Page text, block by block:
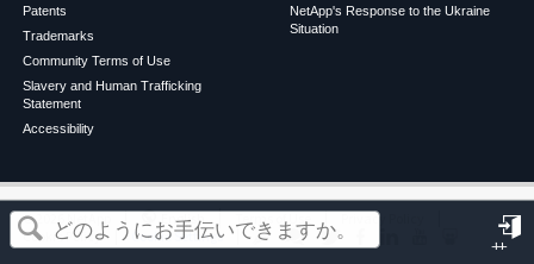
サ
この記事は役に立ちましたか？
Patents
Trademarks
Community Terms of Use
Slavery and Human Trafficking
Statement
Accessibility
NetApp's Response to the Ukraine
Situation
©2026 NetApp English Terms of Use
Privacy Policy
Cookie Policy
Cookie Settings